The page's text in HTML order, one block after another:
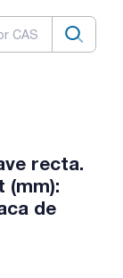
recta.
(mm):
de